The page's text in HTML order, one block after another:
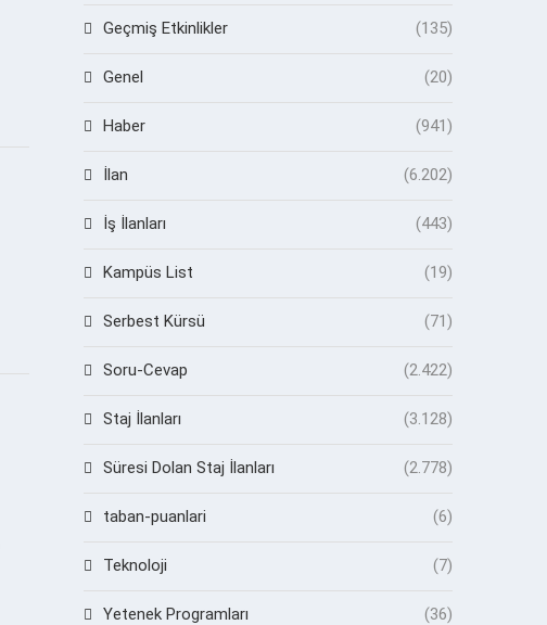
Geçmiş Etkinlikler (135)
Genel (20)
Haber (941)
İlan (6.202)
İş İlanları (443)
Kampüs List (19)
Serbest Kürsü (71)
Soru-Cevap (2.422)
Staj İlanları (3.128)
Süresi Dolan Staj İlanları (2.778)
taban-puanlari (6)
Teknoloji (7)
Yetenek Programları (36)